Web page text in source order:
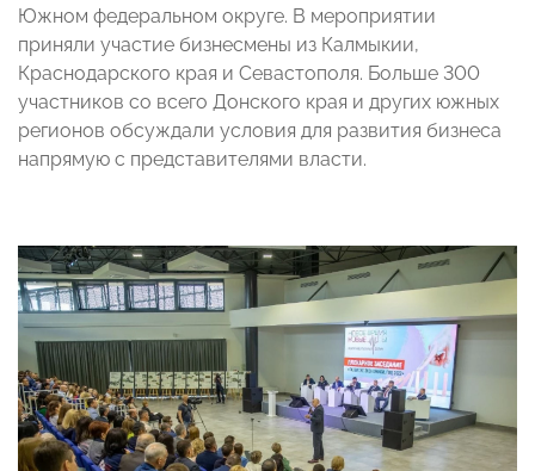
Южном федеральном округе. В мероприятии
приняли участие бизнесмены из Калмыкии,
Краснодарского края и Севастополя. Больше 300
участников со всего Донского края и других южных
регионов обсуждали условия для развития бизнеса
напрямую с представителями власти.